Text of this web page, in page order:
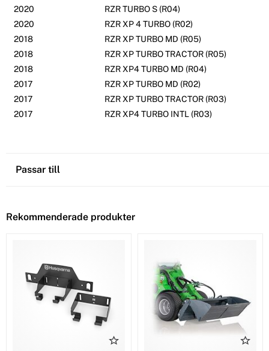
2020
RZR TURBO S (R04)
2020
RZR XP 4 TURBO (R02)
2018
RZR XP TURBO MD (R05)
2018
RZR XP TURBO TRACTOR (R05)
2018
RZR XP4 TURBO MD (R04)
2017
RZR XP TURBO MD (R02)
2017
RZR XP TURBO TRACTOR (R03)
2017
RZR XP4 TURBO INTL (R03)
Passar till
Rekommenderade produkter